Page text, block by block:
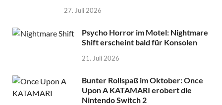
27. Juli 2026
Psycho Horror im Motel: Nightmare
Shift erscheint bald für Konsolen
21. Juli 2026
Bunter Rollspaß im Oktober: Once
Upon A KATAMARI erobert die
Nintendo Switch 2